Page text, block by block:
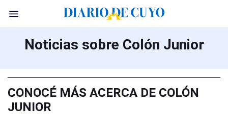
Noticias sobre Colón Junior
CONOCÉ MÁS ACERCA DE COLÓN
JUNIOR